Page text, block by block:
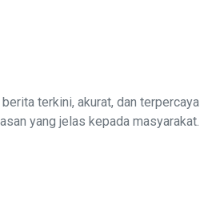
terkini, akurat, dan terpercaya
yang jelas kepada masyarakat.